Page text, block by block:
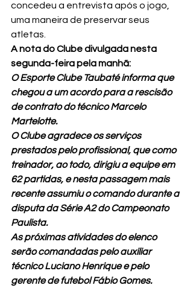
concedeu a entrevista após o jogo,
uma maneira de preservar seus
atletas.
A nota do Clube divulgada nesta
segunda-feira pela manhã:
O Esporte Clube Taubaté informa que
chegou a um acordo para a rescisão
de contrato do técnico Marcelo
Martelotte.
O Clube agradece os serviços
prestados pelo profissional, que como
treinador, ao todo, dirigiu a equipe em
62 partidas, e nesta passagem mais
recente assumiu o comando durante a
disputa da Série A2 do Campeonato
Paulista.
As próximas atividades do elenco
serão comandadas pelo auxiliar
técnico Luciano Henrique e pelo
gerente de futebol Fábio Gomes.